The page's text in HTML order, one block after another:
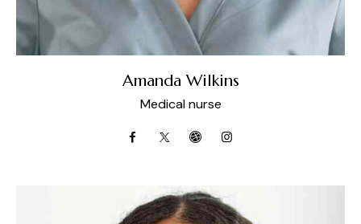
Amanda Wilkins
Medical nurse